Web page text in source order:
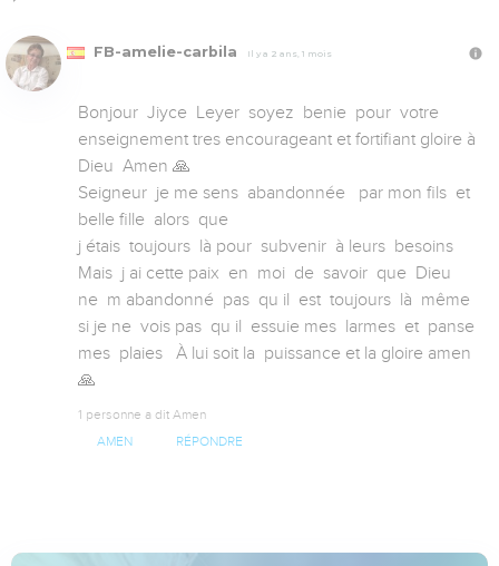
FB-amelie-carbila Il y a 2 ans, 1 mois
Bonjour  Jiyce  Leyer  soyez  benie  pour  votre
enseignement tres encourageant et fortifiant gloire à
Dieu  Amen 🙏
Seigneur  je me sens  abandonnée   par mon fils  et
belle fille  alors  que
j étais  toujours  là pour  subvenir  à leurs  besoins
Mais  j ai cette paix  en  moi  de  savoir  que  Dieu
ne  m abandonné  pas  qu il  est  toujours  là  même
si je ne  vois pas  qu il  essuie mes  larmes  et  panse
mes  plaies   À lui soit la  puissance et la gloire amen
🙏
1 personne a dit Amen
AMEN RÉPONDRE